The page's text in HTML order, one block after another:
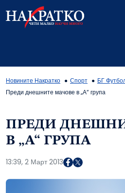
Новините Накратко Спорт
БГ
Преди днешните мачове в „А“ група
ПРЕДИ
В „А“ ГРУПА
13:39, 2 Март 2013